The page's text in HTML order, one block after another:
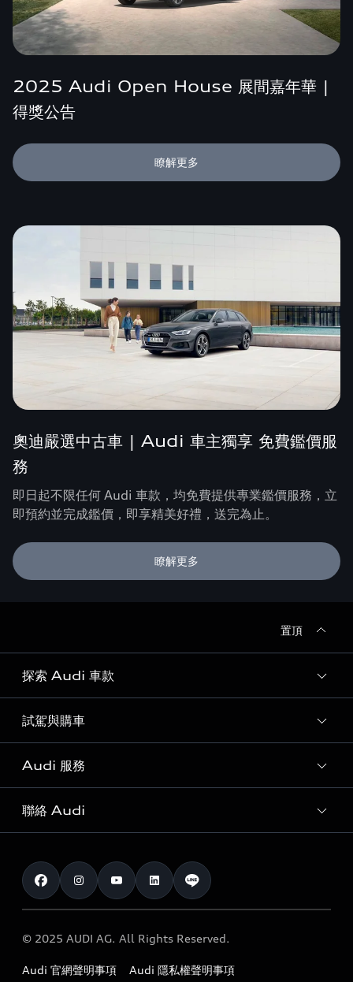
2025 Audi Open House 展間嘉年華 |
得獎公告
瞭解更多
奧迪嚴選中古車 | Audi 車主獨享 免費鑑價服
務
即日起不限任何 Audi 車款，均免費提供專業鑑價服務，立
即預約並完成鑑價，即享精美好禮，送完為止。
瞭解更多
置頂
探索 Audi 車款
所有車款
客製化您的 Audi
Audi 純電生活圈
奧迪嚴選中古車
試駕與購車
購車方案
最新優惠
預約試駕 | 多元安心賞車
Audi 經銷商服務據點
Audi 服務
Audi 原廠配件與精品
myAudi TW app
定期保養
保固
召回案件查詢
聯絡 Audi
訂閱電子報
與我聯繫
© 2025 AUDI AG. All Rights Reserved.
Audi 官網聲明事項 Audi 隱私權聲明事項